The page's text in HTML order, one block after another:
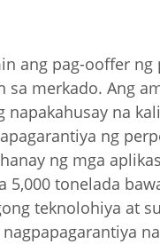
ang pag-ooffer ng
merkado. Ang
napakahusay na
ng
ng mga
5,000 tonelada
teknolohiya at